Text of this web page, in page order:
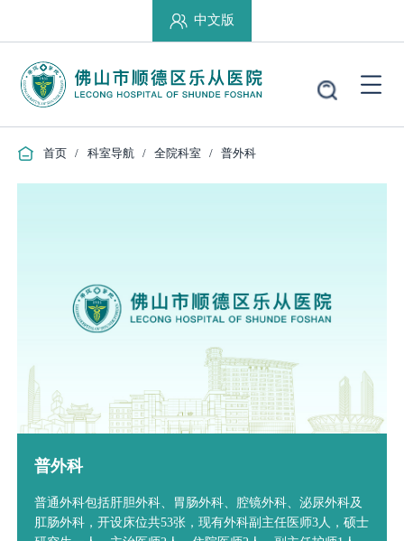
中文版
首页 / 科室导航 / 全院科室 / 普外科
普外科
普通外科包括肝胆外科、胃肠外科、腔镜外科、泌尿外科及
肛肠外科，开设床位共53张，现有外科副主任医师3人，硕士